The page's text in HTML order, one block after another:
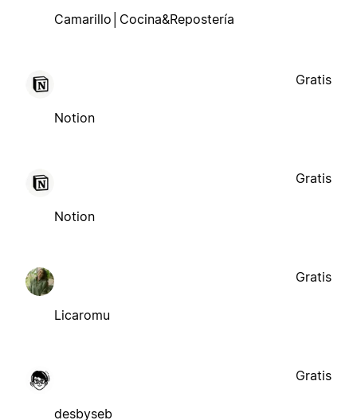
Camarillo│Cocina&Repostería
Notion
Gratis
Notion
Gratis
Licaromu
Gratis
desbyseb
Gratis